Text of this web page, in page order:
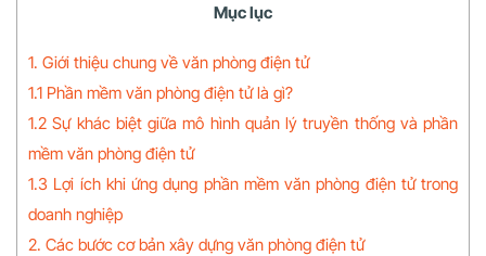
Mục lục
1. Giới thiệu chung về văn phòng điện tử
1.1 Phần mềm văn phòng điện tử là gì?
1.2 Sự khác biệt giữa mô hình quản lý truyền thống và phần
mềm văn phòng điện tử
1.3 Lợi ích khi ứng dụng phần mềm văn phòng điện tử trong
doanh nghiệp
2. Các bước cơ bản xây dựng văn phòng điện tử